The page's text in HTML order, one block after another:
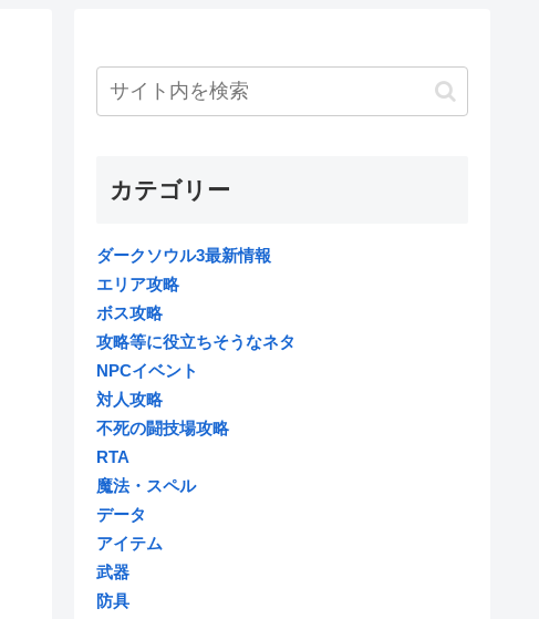
カテゴリー
ダークソウル3最新情報
エリア攻略
ボス攻略
攻略等に役立ちそうなネタ
NPCイベント
対人攻略
不死の闘技場攻略
RTA
魔法・スペル
データ
アイテム
武器
防具